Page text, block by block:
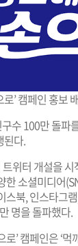
’ 캠페인 홍보
수 100만 돌파
된다.
위터 개설을
한 소셜미디어
스북, 인스타그
명을 돌파했다.
로’ 캠페인은 ‘